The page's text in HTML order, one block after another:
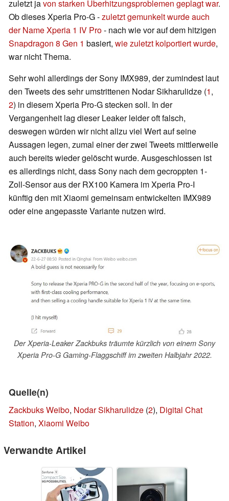
zuletzt javon starken Überhitzungsproblemen geplagt war.
Ob dieses Xperia Pro-G -zuletzt gemunkelt wurde auch
der Name Xperia 1 IV Pro- nach wie vor auf dem hitzigen
Snapdragon 8 Gen 1 basiert, wie zuletzt kolportiert wurde,
war nicht Thema.
Sehr wohl allerdings der Sony IMX989, der zumindest laut
den Tweets des sehr umstrittenen Nodar Sikharulidze (1,
2) in diesem Xperia Pro-G stecken soll. In der
Vergangenheit lag dieser Leaker leider oft falsch,
deswegen würden wir nicht allzu viel Wert auf seine
Aussagen legen, zumal einer der zwei Tweets mittlerweile
auch bereits wieder gelöscht wurde. Ausgeschlossen ist
es allerdings nicht, dass Sony nach dem gecroppten 1-
Zoll-Sensor aus der RX100 Kamera im Xperia Pro-I
künftig den mit Xiaomi gemeinsam entwickelten IMX989
oder eine angepasste Variante nutzen wird.
Der Xperia-Leaker Zackbuks träumte kürzlich von einem Sony
Xperia Pro-G Gaming-Flaggschiff im zweiten Halbjahr 2022.
Quelle(n)
Zackbuks Weibo, Nodar Sikharulidze (2), Digital Chat
Station, Xiaomi Weibo
Verwandte Artikel